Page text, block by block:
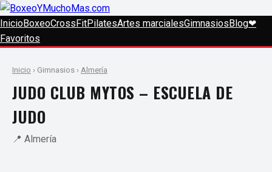
InicioBoxeoCrossFitPilatesArtes marcialesGimnasios Blog❤
Favoritos
Inicio › Gimnasios › Almería
JUDO CLUB MYTOS – ESCUELA DE
JUDO
📍 Almería